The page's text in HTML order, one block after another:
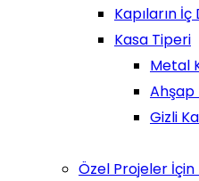
Kapıların
Kasa Tiperi
Metal
Ahşap
Gizli
Özel Projeler